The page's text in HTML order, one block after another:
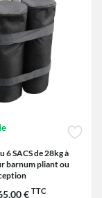
6 SACS de 28kg à
barnum pliant ou
€ TTC